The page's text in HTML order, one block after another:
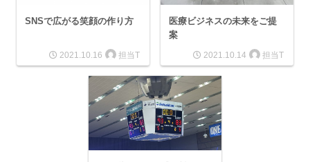
SNSで広がる笑顔の作り方
2021.10.16 担当T
医療ビジネスの未来をご提
案
2021.10.14 担当T